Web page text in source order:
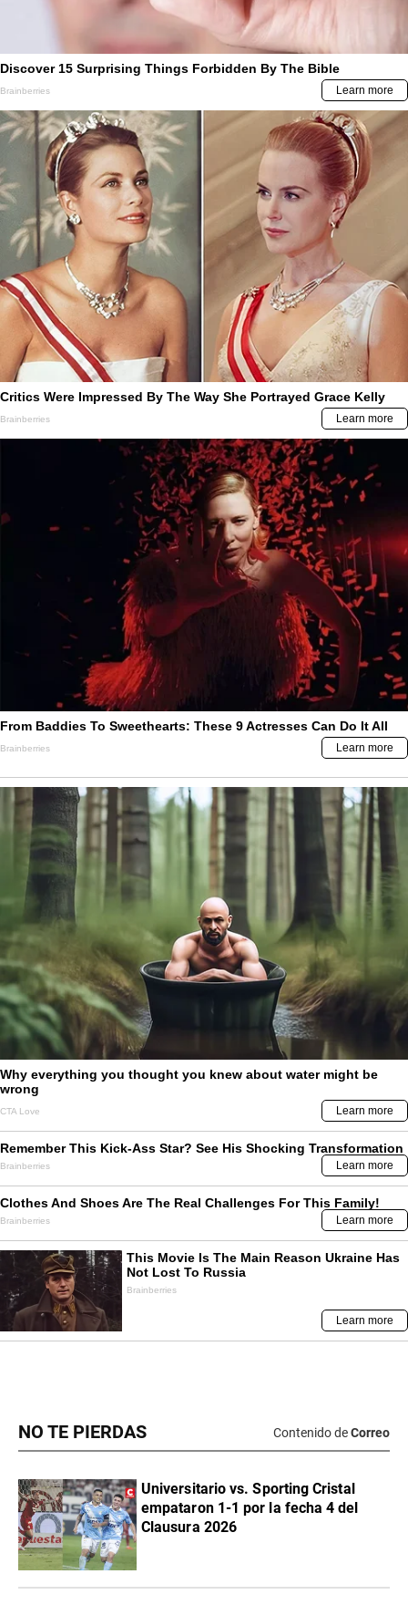
NO TE PIERDAS Contenido deCorreo
Universitario vs. Sporting Cristal
empataron 1-1 por la fecha 4 del
Clausura 2026